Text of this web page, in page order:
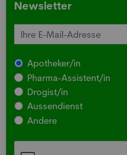
Newsletter
Apotheker/in
Pharma-Assistent/in
Drogist/in
Aussendienst
Andere